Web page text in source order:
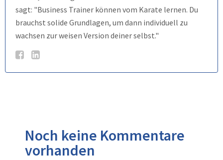
sagt: "Business Trainer können vom Karate lernen. Du
brauchst solide Grundlagen, um dann individuell zu
wachsen zur weisen Version deiner selbst."
Noch keine Kommentare
vorhanden